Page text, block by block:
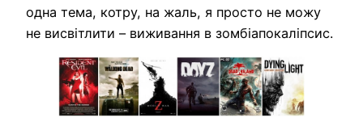
одна тема, котру, на жаль, я просто не можу
не висвітлити – виживання в зомбіапокаліпсис.